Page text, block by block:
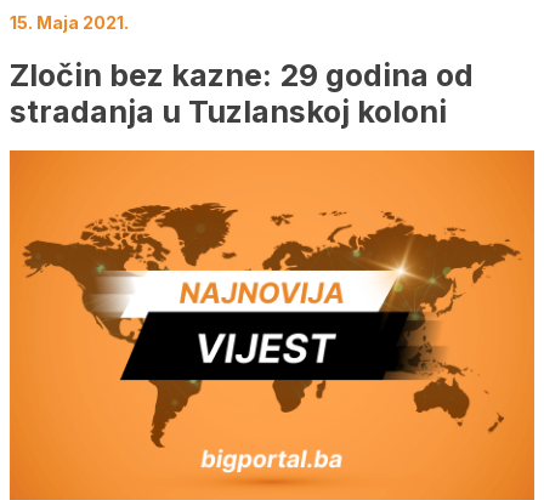
15. Maja 2021.
Zločin bez kazne: 29 godina od
stradanja u Tuzlanskoj koloni